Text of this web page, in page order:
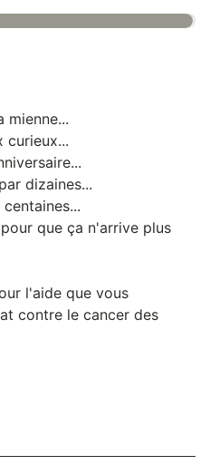
mienne...
curieux...
dizaines...
que ça n'arrive plus
l'aide que vous
contre le cancer des